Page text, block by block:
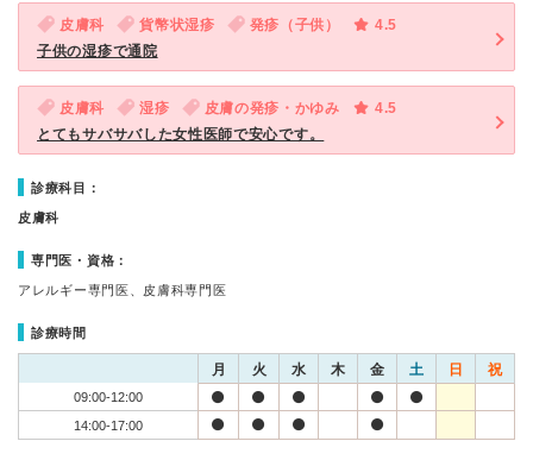
皮膚科 貨幣状湿疹 発疹（子供）
4.5
子供の湿疹で通院
皮膚科 湿疹 皮膚の発疹・かゆみ
4.5
とてもサバサバした女性医師で安心です。
診療科目：
皮膚科
専門医・資格：
アレルギー専門医、皮膚科専門医
診療時間
月 火 水 木 金 土 日 祝
09:00-12:00
14:00-17:00